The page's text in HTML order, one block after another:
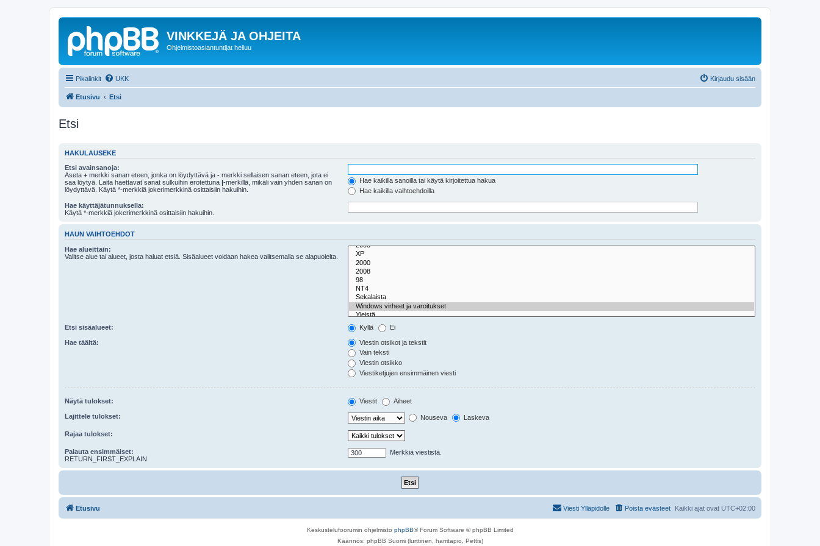
VINKKEJÄ JA OHJEITA
Ohjelmistoasiantuntijat heiluu
Pikalinkit UKK Kirjaudu sisään
Etusivu Etsi
Etsi
HAKULAUSEKE
Etsi avainsanoja:
Aseta + merkki sanan eteen, jonka on löydyttävä ja - merkki sellaisen sanan eteen, jota ei
saa löytyä. Laita haettavat sanat sulkuihin erotettuna |-merkillä, mikäli vain yhden sanan on
löydyttävä. Käytä *-merkkiä jokerimerkkinä osittaisiin hakuihin.
Hae kaikilla sanoilla tai käytä kirjoitettua hakua
Hae kaikilla vaihtoehdoilla
Hae käyttäjätunnuksella:
Käytä *-merkkiä jokerimerkkinä osittaisiin hakuihin.
HAUN VAIHTOEHDOT
Hae alueittain:
Valitse alue tai alueet, josta haluat etsiä. Sisäalueet voidaan hakea valitsemalla se alapuolelta.
Etsi sisäalueet: Kyllä Ei
Hae täältä:
Viestin otsikot ja tekstit
Vain teksti
Viestin otsikko
Viestiketjujen ensimmäinen viesti
Näytä tulokset: Viestit Aiheet
Lajittele tulokset: Nouseva Laskeva
Rajaa tulokset:
Palauta ensimmäiset:
RETURN_FIRST_EXPLAIN
Merkkiä viestistä.
Etusivu Kaikki ajat ovat UTC+02:00
Poista evästeet
Viesti Ylläpidolle
Keskustelufoorumin ohjelmisto phpBB® Forum Software © phpBB Limited
Käännös: phpBB Suomi (lurttinen, harritapio, Pettis)